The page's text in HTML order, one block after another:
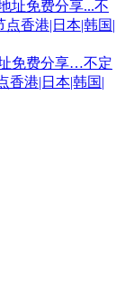
址免费分享…不定
港|日本|韩国|